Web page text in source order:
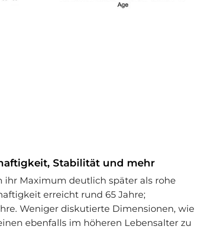
Stabilität und mehr
ihr Maximum deutlich später als rohe
erreicht rund 65 Jahre;
Weniger diskutierte Dimensionen, wie
ebenfalls im höheren Lebensalter zu